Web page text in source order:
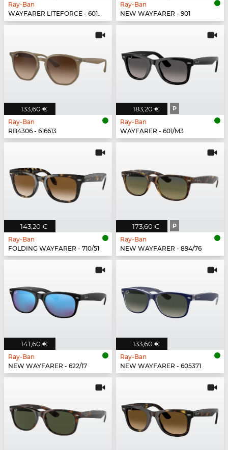
Ray-Ban
WAYFARER LITEFORCE - 601S9A
Ray-Ban
NEW WAYFARER - 901
133,60 €
Ray-Ban
RB4306 - 616613
183,20 € P
Ray-Ban
WAYFARER - 601/M3
143,20 €
Ray-Ban
FOLDING WAYFARER - 710/51
173,60 € P
Ray-Ban
NEW WAYFARER - 894/76
141,60 €
Ray-Ban
NEW WAYFARER - 622/17
133,60 €
Ray-Ban
NEW WAYFARER - 605371